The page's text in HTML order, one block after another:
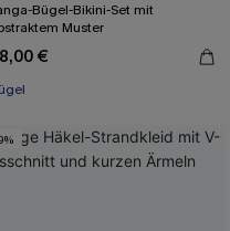
Bügel-Bikini-Set mit
Muster
€